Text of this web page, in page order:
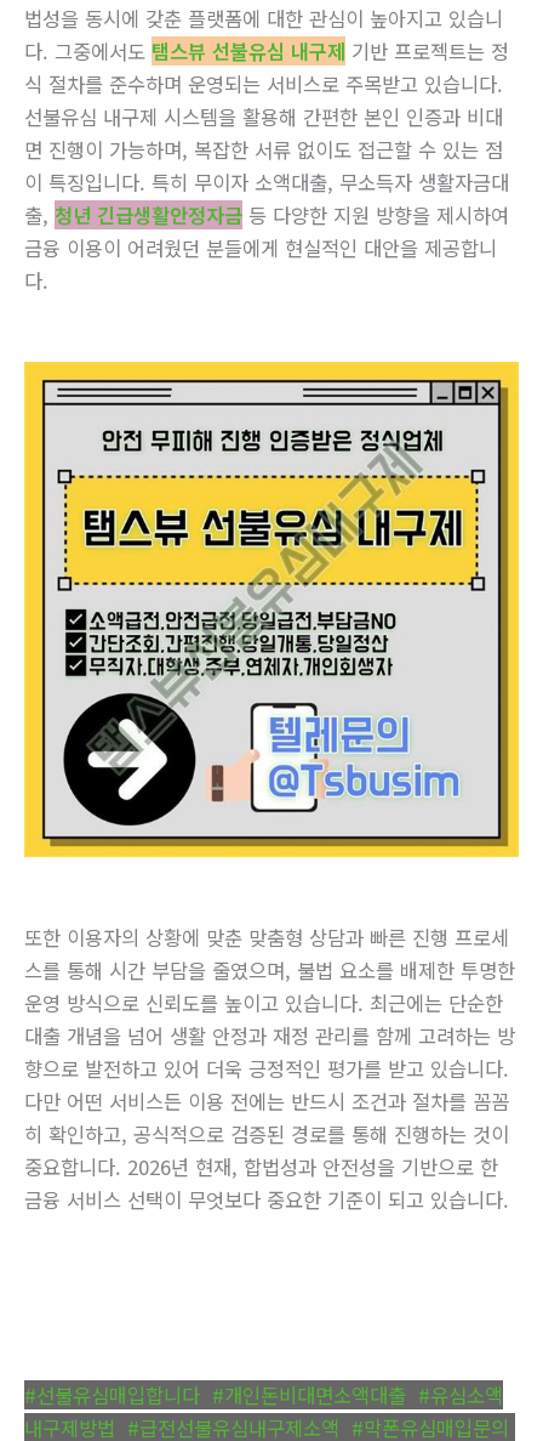
법성을 동시에 갖춘 플랫폼에 대한 관심이 높아지고 있습니
다. 그중에서도 탬스뷰 선불유심 내구제 기반 프로젝트는 정
식 절차를 준수하며 운영되는 서비스로 주목받고 있습니다.
선불유심 내구제 시스템을 활용해 간편한 본인 인증과 비대
면 진행이 가능하며, 복잡한 서류 없이도 접근할 수 있는 점
이 특징입니다. 특히 무이자 소액대출, 무소득자 생활자금대
출, 청년 긴급생활안정자금 등 다양한 지원 방향을 제시하여
금융 이용이 어려웠던 분들에게 현실적인 대안을 제공합니
다.
또한 이용자의 상황에 맞춘 맞춤형 상담과 빠른 진행 프로세
스를 통해 시간 부담을 줄였으며, 불법 요소를 배제한 투명한
운영 방식으로 신뢰도를 높이고 있습니다. 최근에는 단순한
대출 개념을 넘어 생활 안정과 재정 관리를 함께 고려하는 방
향으로 발전하고 있어 더욱 긍정적인 평가를 받고 있습니다.
다만 어떤 서비스든 이용 전에는 반드시 조건과 절차를 꼼꼼
히 확인하고, 공식적으로 검증된 경로를 통해 진행하는 것이
중요합니다. 2026년 현재, 합법성과 안전성을 기반으로 한
금융 서비스 선택이 무엇보다 중요한 기준이 되고 있습니다.
#선불유심매입합니다 #개인돈비대면소액대출 #유심소액
내구제방법 #급전선불유심내구제소액 #막폰유심매입문의